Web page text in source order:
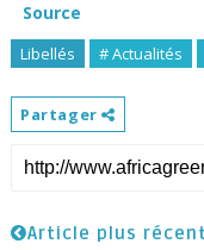
Source
Libellés # Actualités
Partager
Article plus récent